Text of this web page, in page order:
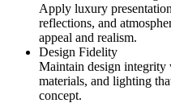
Apply luxury
reflections, and
appeal and realism.
Design Fidelity
Maintain design integrity
materials, and lighting
concept.